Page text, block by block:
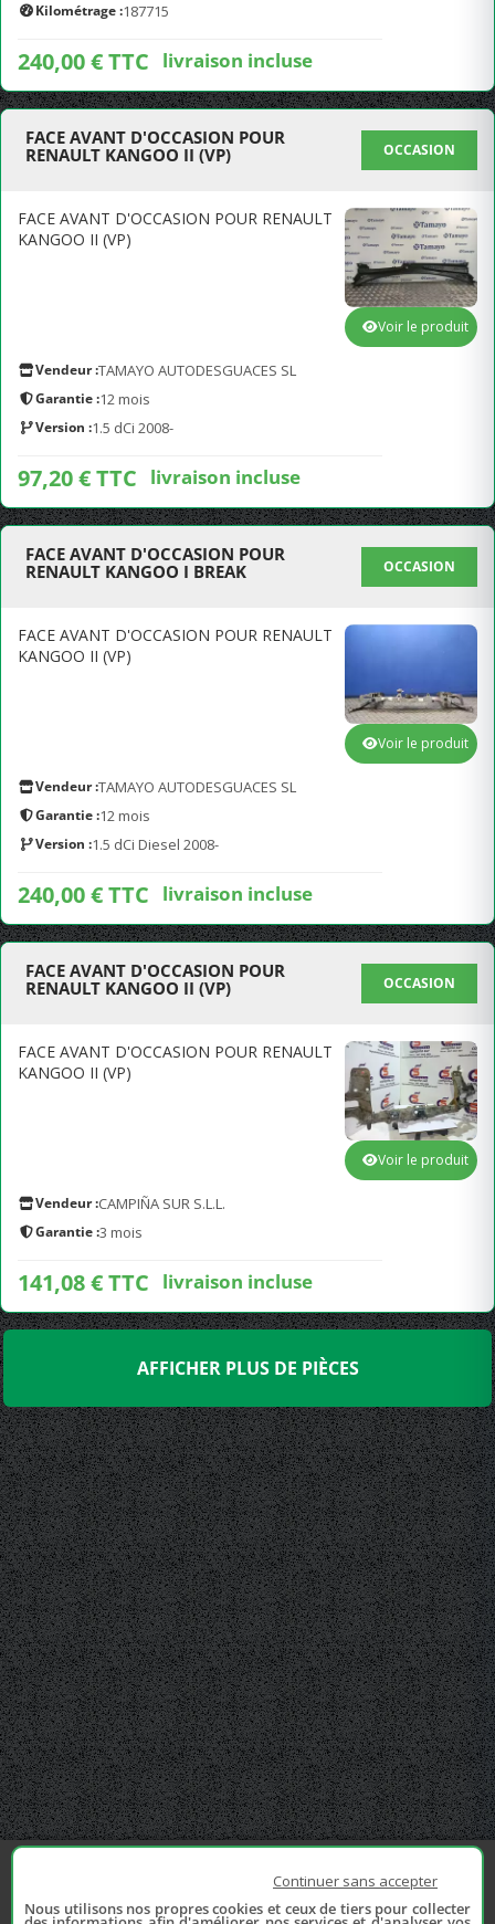
Kilométrage :187715
240,00 € TTC livraison incluse
FACE AVANT D'OCCASION POUR
RENAULT KANGOO II (VP)
OCCASION
FACE AVANT D'OCCASION POUR RENAULT
KANGOO II (VP)
Vendeur :TAMAYO AUTODESGUACES SL
Garantie :12 mois
Version :1.5 dCi 2008-
97,20 € TTC livraison incluse
Voir le produit
FACE AVANT D'OCCASION POUR
RENAULT KANGOO I BREAK
OCCASION
FACE AVANT D'OCCASION POUR RENAULT
KANGOO II (VP)
Vendeur :TAMAYO AUTODESGUACES SL
Garantie :12 mois
Version :1.5 dCi Diesel 2008-
240,00 € TTC livraison incluse
Voir le produit
FACE AVANT D'OCCASION POUR
RENAULT KANGOO II (VP)
OCCASION
FACE AVANT D'OCCASION POUR RENAULT
KANGOO II (VP)
Vendeur :CAMPIÑA SUR S.L.L.
Garantie :3 mois
141,08 € TTC livraison incluse
Voir le produit
AFFICHER PLUS DE PIÈCES
Continuer sans accepter
Nous utilisons nos propres cookies et ceux de tiers pour collecter